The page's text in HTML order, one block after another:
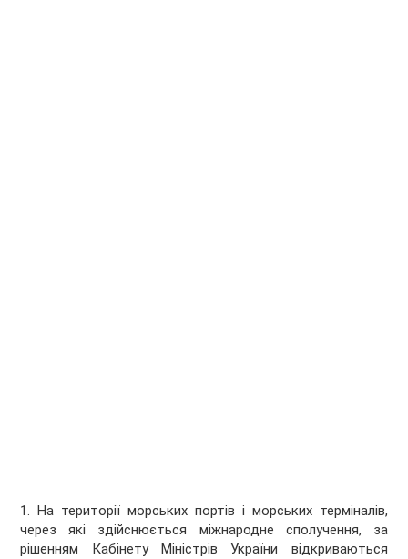
1. На території морських портів і морських терміналів,
через які здійснюється міжнародне сполучення, за
рішенням Кабінету Міністрів України відкриваються